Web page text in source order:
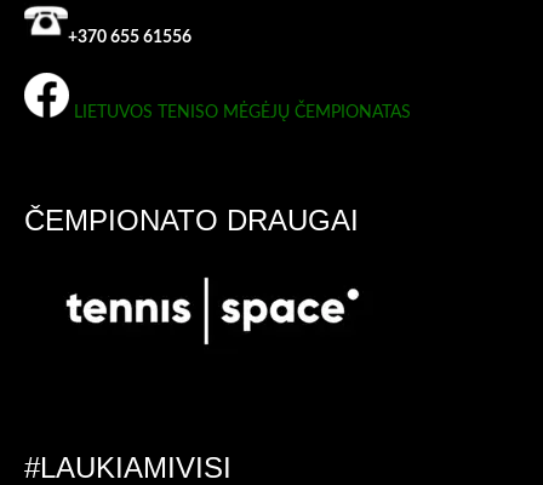
+370 655 61556
LIETUVOS TENISO MĖGĖJŲ ČEMPIONATAS
ČEMPIONATO DRAUGAI
#LAUKIAMIVISI